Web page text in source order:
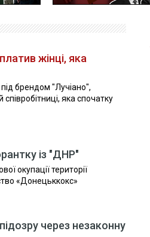
жінці, яка
брендом "Лучіано",
яка спочатку
із "ДНР"
окупації території
«Донецьккокс»
через незаконну